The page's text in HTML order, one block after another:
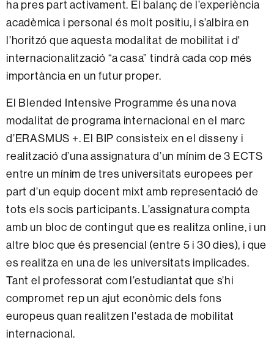
ha pres part activament. El balanç de l’experiència
acadèmica i personal és molt positiu, i s’albira en
l’horitzó que aquesta modalitat de mobilitat i d'
internacionalització “a casa” tindrà cada cop més
importància en un futur proper.
El Blended Intensive Programme és una nova
modalitat de programa internacional en el marc
d’ERASMUS +. El BIP consisteix en el disseny i
realització d’una assignatura d’un mínim de 3 ECTS
entre un mínim de tres universitats europees per
part d’un equip docent mixt amb representació de
tots els socis participants. L’assignatura compta
amb un bloc de contingut que es realitza online, i un
altre bloc que és presencial (entre 5 i 30 dies), i que
es realitza en una de les universitats implicades.
Tant el professorat com l’estudiantat que s’hi
compromet rep un ajut econòmic dels fons
europeus quan realitzen l'estada de mobilitat
internacional.